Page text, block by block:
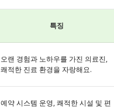
특징
오랜 경험과 노하우를 가진 의료진,
쾌적한 진료 환경을 자랑해요.
예약 시스템 운영, 쾌적한 시설 및 편